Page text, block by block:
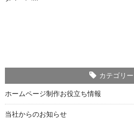
カテゴリー
ホームページ制作お役立ち情報
当社からのお知らせ